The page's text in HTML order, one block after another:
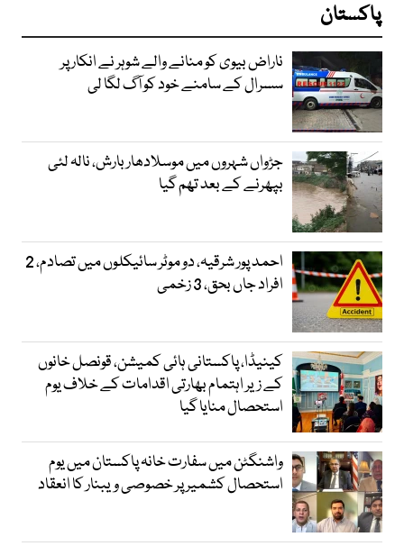
پاکستان
ناراض بیوی کو منانے والے شوہر نے انکار پر
سسرال کے سامنے خود کو آگ لگا لی
جڑواں شہروں میں موسلادھار بارش، نالہ لئی
بپھرنے کے بعد تھم گیا
احمد پور شرقیہ، دو موٹر سائیکلوں میں تصادم، 2
افراد جاں بحق، 3 زخمی
کینیڈا، پاکستانی ہائی کمیشن، قونصل خانوں
کے زیر اہتمام بھارتی اقدامات کے خلاف یوم
استحصال منایا گیا
واشنگٹن میں سفارت خانہ پاکستان میں یوم
استحصال کشمیر پر خصوصی ویبنار کا انعقاد